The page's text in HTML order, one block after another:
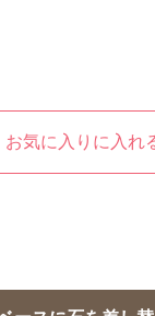
お気に入りに入れ